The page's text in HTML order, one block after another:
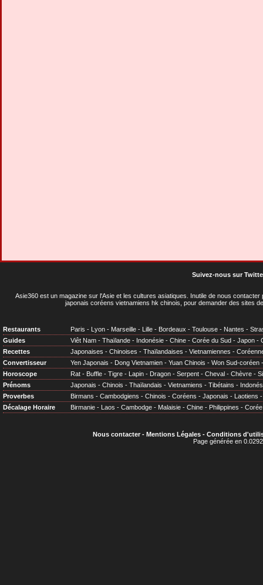
Suivez-nous sur
Asie360 est un magazine sur l'Asie et les cultures asiatiques . Inutile de nous
japonais coréens vietnamiens hk chinois, pour demander des sites
Restaurants Paris - Lyon - Marseille - Lille - Bordeaux - Toulouse - Nantes -
Guides
Viêt Nam - Thaïlande - Indonésie - Chine - Corée du Sud - Japon -
Recettes
Japonaises - Chinoises - Thaïlandaises - Vietnamiennes -
Convertisseur
Yen Japonais - Dong Vietnamien - Yuan Chinois - Won Sud-coréen
Horoscope
Rat - Buffle - Tigre - Lapin - Dragon - Serpent - Cheval - Chèvre -
Prénoms
Japonais - Chinois - Thaïlandais - Vietnamiens - Tibétains -
Proverbes
Birmans - Cambodgiens - Chinois - Coréens - Japonais - Laotiens
Décalage Horaire
Birmanie - Laos - Cambodge - Malaisie - Chine - Philippines - Corée
Nous contacter- Mentions Légales- Conditions
Page générée en